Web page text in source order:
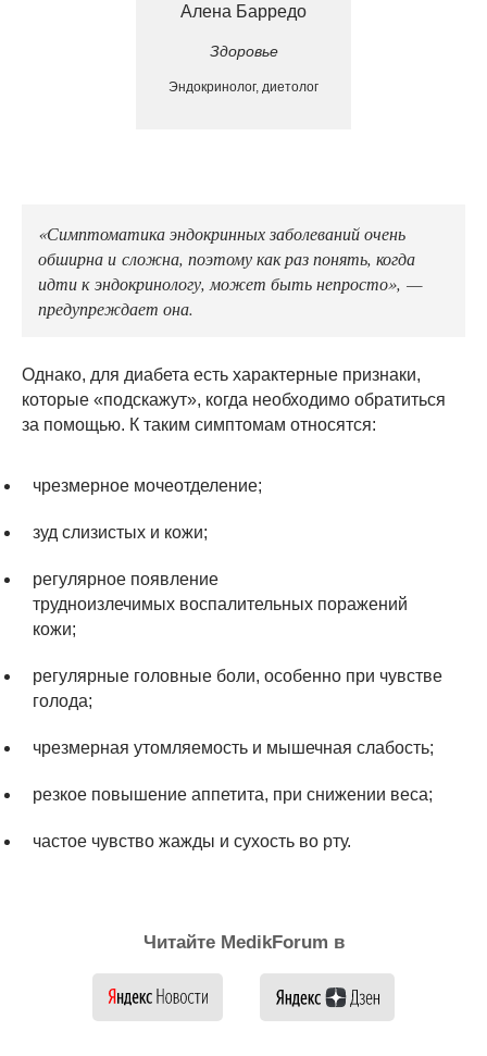
Алена Барредо
Здоровье
Эндокринолог, диетолог
«Симптоматика эндокринных заболеваний очень
обширна и сложна, поэтому как раз понять, когда
идти к эндокринологу, может быть непросто», —
предупреждает она.
Однако, для диабета есть характерные признаки,
которые «подскажут», когда необходимо обратиться
за помощью. К таким симптомам относятся:
чрезмерное мочеотделение;
зуд слизистых и кожи;
регулярное появление
трудноизлечимых воспалительных поражений
кожи;
регулярные головные боли, особенно при чувстве
голода;
чрезмерная утомляемость и мышечная слабость;
резкое повышение аппетита, при снижении веса;
частое чувство жажды и сухость во рту.
Читайте MedikForum в